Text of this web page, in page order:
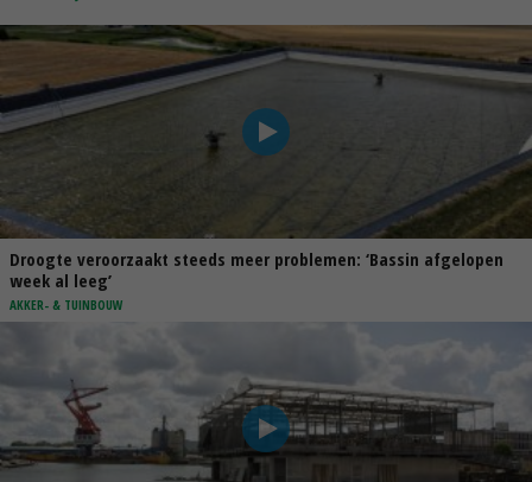
Droogte veroorzaakt steeds meer problemen: ‘Bassin afgelopen
week al leeg’
AKKER- & TUINBOUW